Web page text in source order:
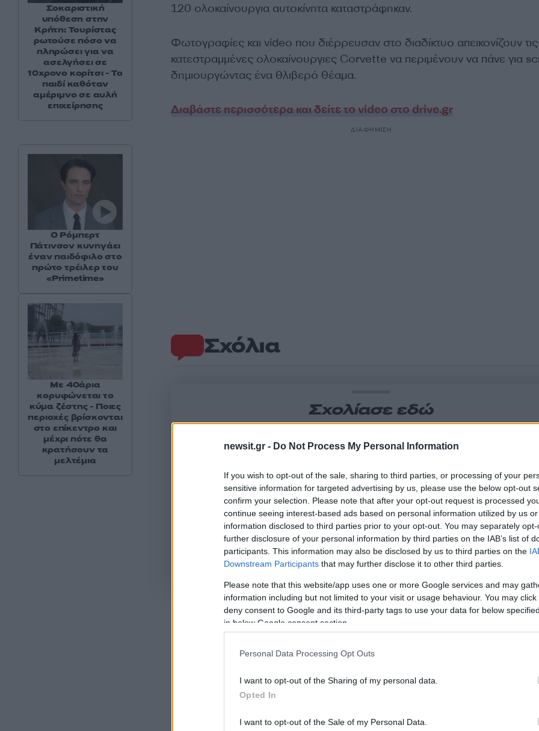
newsit.gr - Do Not Process My Personal Information
If you wish to opt-out of the sale, sharing to third parties, or processing of your
sensitive information for targeted advertising by us, please use the below opt-out
confirm your selection. Please note that after your opt-out request is processed
continue seeing interest-based ads based on personal information utilized by us
information disclosed to third parties prior to your opt-out. You may separately
further disclosure of your personal information by third parties on the IAB’s list of
participants. This information may also be disclosed by us to third parties on the
Downstream Participants that may further disclose it to other third parties.
Please note that this website/app uses one or more Google services and may
information including but not limited to your visit or usage behaviour. You may
deny consent to Google and its third-party tags to use your data for below
in below Google consent section.
Personal Data Processing Opt Outs
I want to opt-out of the Sharing of my personal data.
Opted In
I want to opt-out of the Sale of my Personal Data.
120 ολοκαίνουργια αυτοκίνητα καταστράφηκαν.
Φωτογραφίες και video που διέρρευσαν στο διαδίκτυο απεικονίζουν τις
κατεστραμμένες ολοκαίνουργιες Corvette να περιμένουν να πάνε για
δημιουργώντας ένα θλιβερό θέαμα.
Διαβάστε περισσότερα και δείτε το video στο drive.gr
ΔΙΑΦΗΜΙΣΗ
Σχόλια
Σχολίασε εδώ
2000 /
Υποβολή σχολίου
Όροι Χρήσης. Το site προστατεύεται από reCAPTCHA, ισχύουνΠολιτική Απορρήτου&Όροι Χρήσης
Driveit
AYTOKINHTO
πρώτοι για όλη την ειδησεογραφία και τατελευταία νέα
ημέρας
Σοκαριστική
υπόθεση στην
Κρήτη: Τουρίστας
ρωτούσε πόσο να
πληρώσει για να
ασελγήσει σε
10χρονο κορίτσι - Το
παιδί καθόταν
αμέριμνο σε αυλή
επιχείρησης
Ο Ρόμπερτ
Πάτινσον κυνηγάει
έναν παιδόφιλο στο
πρώτο τρέιλερ του
«Primetime»
Με 40άρια
κορυφώνεται το
κύμα ζέστης - Ποιες
περιοχές βρίσκονται
στο επίκεντρο και
μέχρι πότε θα
κρατήσουν τα
μελτέμια